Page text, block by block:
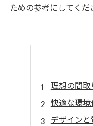
ための参考にしてくだ
理想の間取
快適な環境
デザイン